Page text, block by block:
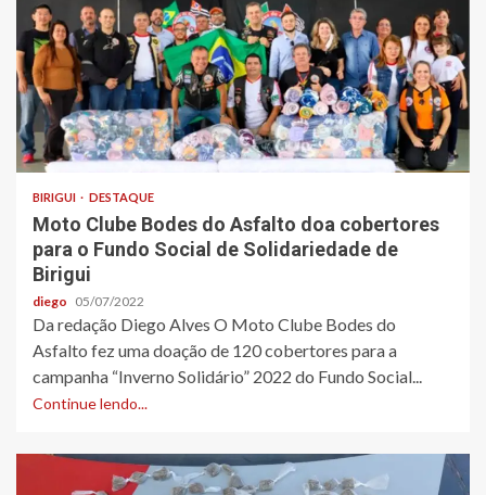
BIRIGUI DESTAQUE
Moto Clube Bodes do Asfalto doa cobertores
para o Fundo Social de Solidariedade de
Birigui
diego 05/07/2022
Da redação Diego Alves O Moto Clube Bodes do
Asfalto fez uma doação de 120 cobertores para a
campanha “Inverno Solidário” 2022 do Fundo Social...
Continue lendo...